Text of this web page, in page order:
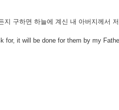
지 구하면 하늘에 계신 내 아버지께서
it will be done for them by my